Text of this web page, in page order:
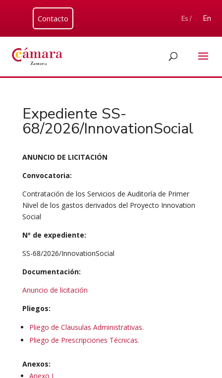
Contacto Es / En
Expediente SS-
68/2026/InnovationSocial
ANUNCIO DE LICITACIÓN
Convocatoria:
Contratación de los Servicios de Auditoría de Primer
Nivel de los gastos derivados del Proyecto Innovation
Social
Nº de expediente:
SS-68/2026/InnovationSocial
Documentación:
Anuncio de licitación
Pliegos:
Pliego de Clausulas Administrativas.
Pliego de Prescripciones Técnicas.
Anexos:
Anexo I